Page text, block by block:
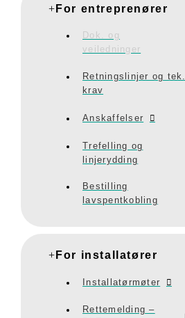
For entreprenører
Dok. og
veiledninger
Retningslinjer og tek.
krav
Anskaffelser
Trefelling og
linjerydding
Bestilling
lavspentkobling
For installatører
Installatørmøter
Rettemelding –